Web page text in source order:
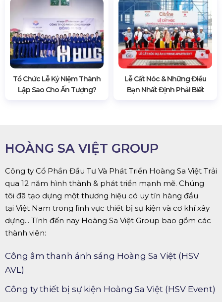
Tổ Chức Lễ Kỷ Niệm Thành
Lập Sao Cho Ấn Tượng?
Lễ Cất Nóc & Những Điều
Bạn Nhất Định Phải Biết
HOÀNG SA VIỆT GROUP
Công ty Cổ Phần Đầu Tư Và Phát Triển Hoàng Sa Việt Trải
qua 12 năm hình thành & phát triển mạnh mẽ. Chúng
tôi đã tạo dựng một thương hiệu có uy tín hàng đầu
tại Việt Nam trong lĩnh vực thiết bị sự kiện và cơ khí xây
dựng... Tính đến nay Hoàng Sa Việt Group bao gồm các
thành viên:
Công âm thanh ánh sáng Hoàng Sa Việt (HSV
AVL)
Công ty thiết bị sự kiện Hoàng Sa Việt (HSV Event)